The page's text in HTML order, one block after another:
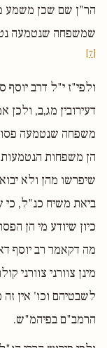
הר"ן שם שכן משמע
שמשפחה שנטמעה
[7]
ולפי"ז י"ל דרב יוסף
דעירובין מג,ב,
משפחה שנטמעה
הן משפחות הנטמעות
שיפרשו מהן ולא
ביאת משיח כנ"ל,
כיון שיודע מי הן
מה דקאמר רב יוסף
מינן צוורני צוורני
לשבטיהם וכו' אין
הרמב"ם בפיהמ"ש.